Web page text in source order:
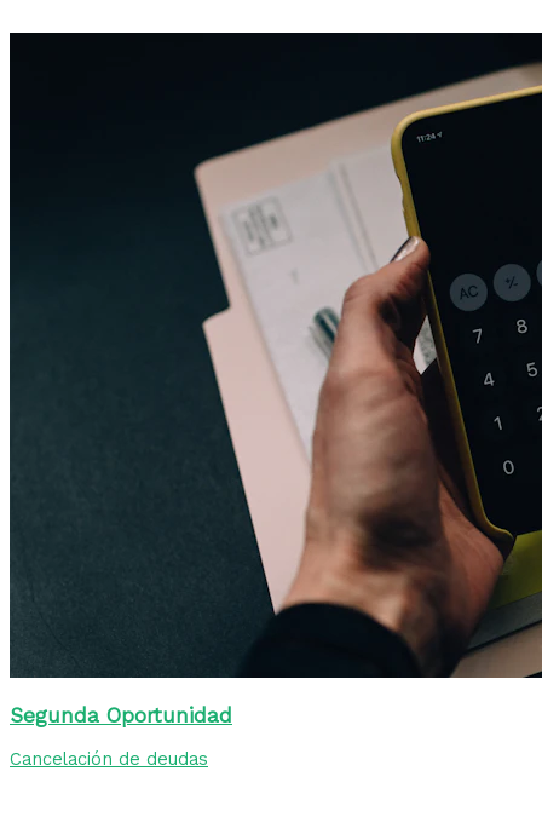
Segunda Oportunidad
Cancelación de deudas